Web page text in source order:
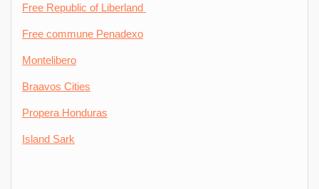
Free Republic of Liberland
Free commune Penadexo
Montelibero
Braavos Cities
Propera Honduras
Island Sark